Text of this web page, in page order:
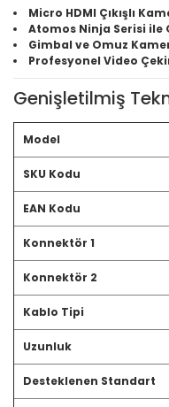
Micro HDMI Çıkışlı
Atomos Ninja Serisi ile
Gimbal ve Omuz
Profesyonel Video
Genişletilmiş
Model
SKU Kodu
EAN Kodu
Konnektör 1
Konnektör 2
Kablo Tipi
Uzunluk
Desteklenen Standart